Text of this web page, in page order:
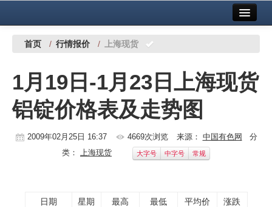
中国有色金属报社主办 广告服务
铜镍铅锌
铝
稀有稀土
首页 / 行情报价 / 上海现货
1月19日-1月23日上海现货
铝锭价格表及走势图
2009年02月25日 16:37 4669次浏览 来源： 中国有色网 分
类： 上海现货 大字号 中字号 常规
日期 星期 最高 最低 平均价
涨跌